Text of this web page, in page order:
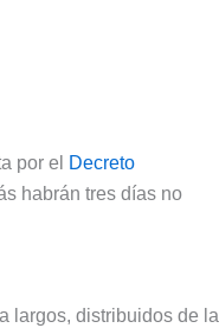
por el
Decreto
habrán tres días no
largos, distribuidos de la